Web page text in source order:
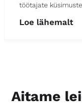
töötajate
Loe lähemalt
Aitame